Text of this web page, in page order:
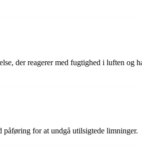
der reagerer med fugtighed i luften og
for at undgå utilsigtede limninger.